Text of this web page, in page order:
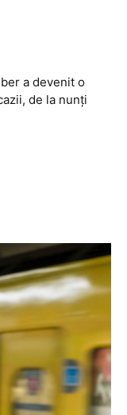
a devenit o
de la nunți